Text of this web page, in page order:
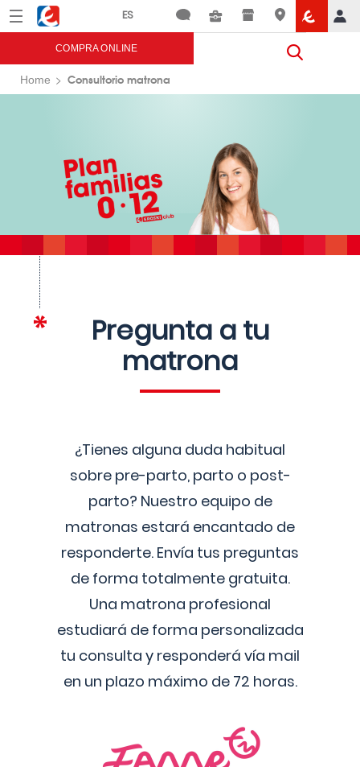
Menú Eroski
COMPRA ONLINE
Home Consultorio matrona
Pregunta a tu
matrona
¿Tienes alguna duda habitual
sobre pre-parto, parto o post-
parto? Nuestro equipo de
matronas estará encantado de
responderte. Envía tus preguntas
de forma totalmente gratuita.
Una matrona profesional
estudiará de forma personalizada
tu consulta y responderá vía mail
en un plazo máximo de 72 horas.